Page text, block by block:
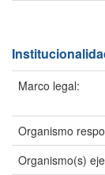
Marco legal:
Organismo
Organismo(s)